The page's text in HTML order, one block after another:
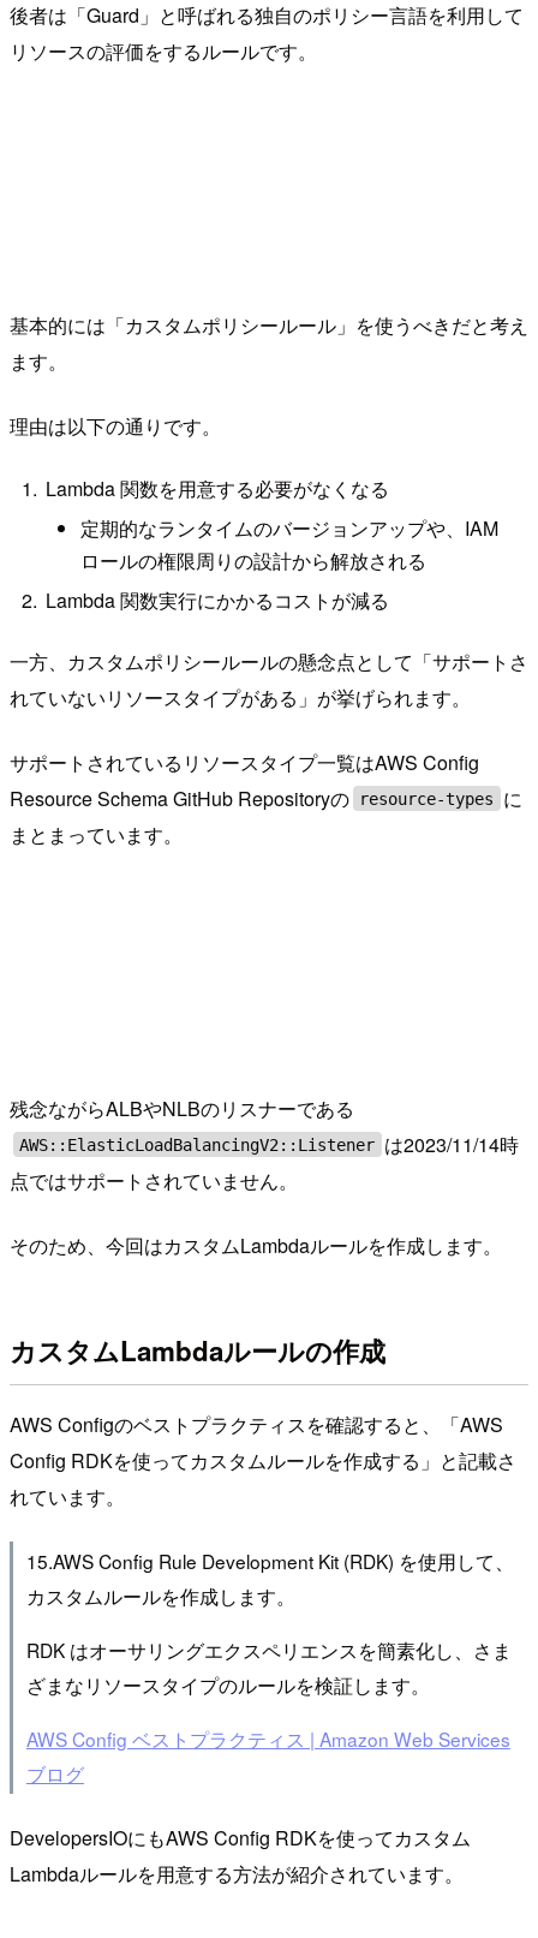
後者は「Guard」と呼ばれる独自のポリシー言語を利用して
リソースの評価をするルールです。
基本的には「カスタムポリシールール」を使うべきだと考え
ます。
理由は以下の通りです。
Lambda 関数を用意する必要がなくなる
定期的なランタイムのバージョンアップや、IAM
ロールの権限周りの設計から解放される
Lambda 関数実行にかかるコストが減る
一方、カスタムポリシールールの懸念点として「サポートさ
れていないリソースタイプがある」が挙げられます。
サポートされているリソースタイプ一覧はAWS Config
Resource Schema GitHub Repositoryの
resource-types
に
まとまっています。
残念ながらALBやNLBのリスナーである
AWS::ElasticLoadBalancingV2::Listener は2023/11/14時
点ではサポートされていません。
そのため、今回はカスタムLambdaルールを作成します。
カスタムLambdaルールの作成
AWS Configのベストプラクティスを確認すると、「AWS
Config RDKを使ってカスタムルールを作成する」と記載さ
れています。
15.AWS Config Rule Development Kit (RDK) を使用して、
カスタムルールを作成します。
RDK はオーサリングエクスペリエンスを簡素化し、さま
ざまなリソースタイプのルールを検証します。
AWS Config ベストプラクティス | Amazon Web Services
ブログ
DevelopersIOにもAWS Config RDKを使ってカスタム
Lambdaルールを用意する方法が紹介されています。